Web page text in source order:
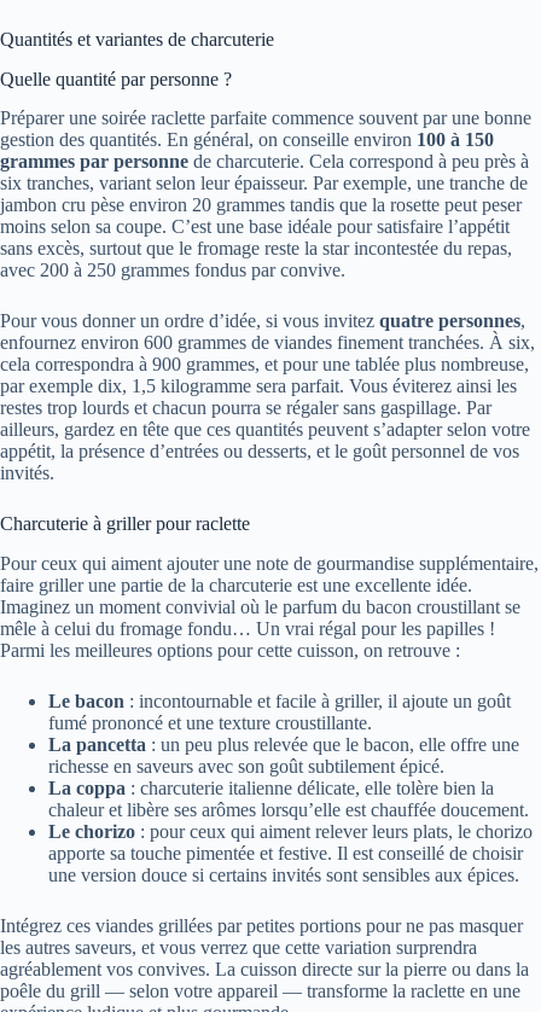
Quantités et variantes de charcuterie
Quelle quantité par personne ?
Préparer une soirée raclette parfaite commence souvent par une bonne
gestion des quantités. En général, on conseille environ 100 à 150
grammes par personne de charcuterie. Cela correspond à peu près à
six tranches, variant selon leur épaisseur. Par exemple, une tranche de
jambon cru pèse environ 20 grammes tandis que la rosette peut peser
moins selon sa coupe. C’est une base idéale pour satisfaire l’appétit
sans excès, surtout que le fromage reste la star incontestée du repas,
avec 200 à 250 grammes fondus par convive.
Pour vous donner un ordre d’idée, si vous invitez quatre personnes,
enfournez environ 600 grammes de viandes finement tranchées. À six,
cela correspondra à 900 grammes, et pour une tablée plus nombreuse,
par exemple dix, 1,5 kilogramme sera parfait. Vous éviterez ainsi les
restes trop lourds et chacun pourra se régaler sans gaspillage. Par
ailleurs, gardez en tête que ces quantités peuvent s’adapter selon votre
appétit, la présence d’entrées ou desserts, et le goût personnel de vos
invités.
Charcuterie à griller pour raclette
Pour ceux qui aiment ajouter une note de gourmandise supplémentaire,
faire griller une partie de la charcuterie est une excellente idée.
Imaginez un moment convivial où le parfum du bacon croustillant se
mêle à celui du fromage fondu… Un vrai régal pour les papilles !
Parmi les meilleures options pour cette cuisson, on retrouve :
Le bacon : incontournable et facile à griller, il ajoute un goût
fumé prononcé et une texture croustillante.
La pancetta : un peu plus relevée que le bacon, elle offre une
richesse en saveurs avec son goût subtilement épicé.
La coppa : charcuterie italienne délicate, elle tolère bien la
chaleur et libère ses arômes lorsqu’elle est chauffée doucement.
Le chorizo : pour ceux qui aiment relever leurs plats, le chorizo
apporte sa touche pimentée et festive. Il est conseillé de choisir
une version douce si certains invités sont sensibles aux épices.
Intégrez ces viandes grillées par petites portions pour ne pas masquer
les autres saveurs, et vous verrez que cette variation surprendra
agréablement vos convives. La cuisson directe sur la pierre ou dans la
poêle du grill — selon votre appareil — transforme la raclette en une